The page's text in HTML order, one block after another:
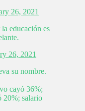
26, 2021
educación es
26, 2021
su nombre.
cayó 36%;
20%; salario